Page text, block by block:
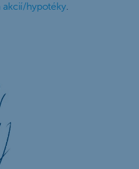
akcií/hypotéky.